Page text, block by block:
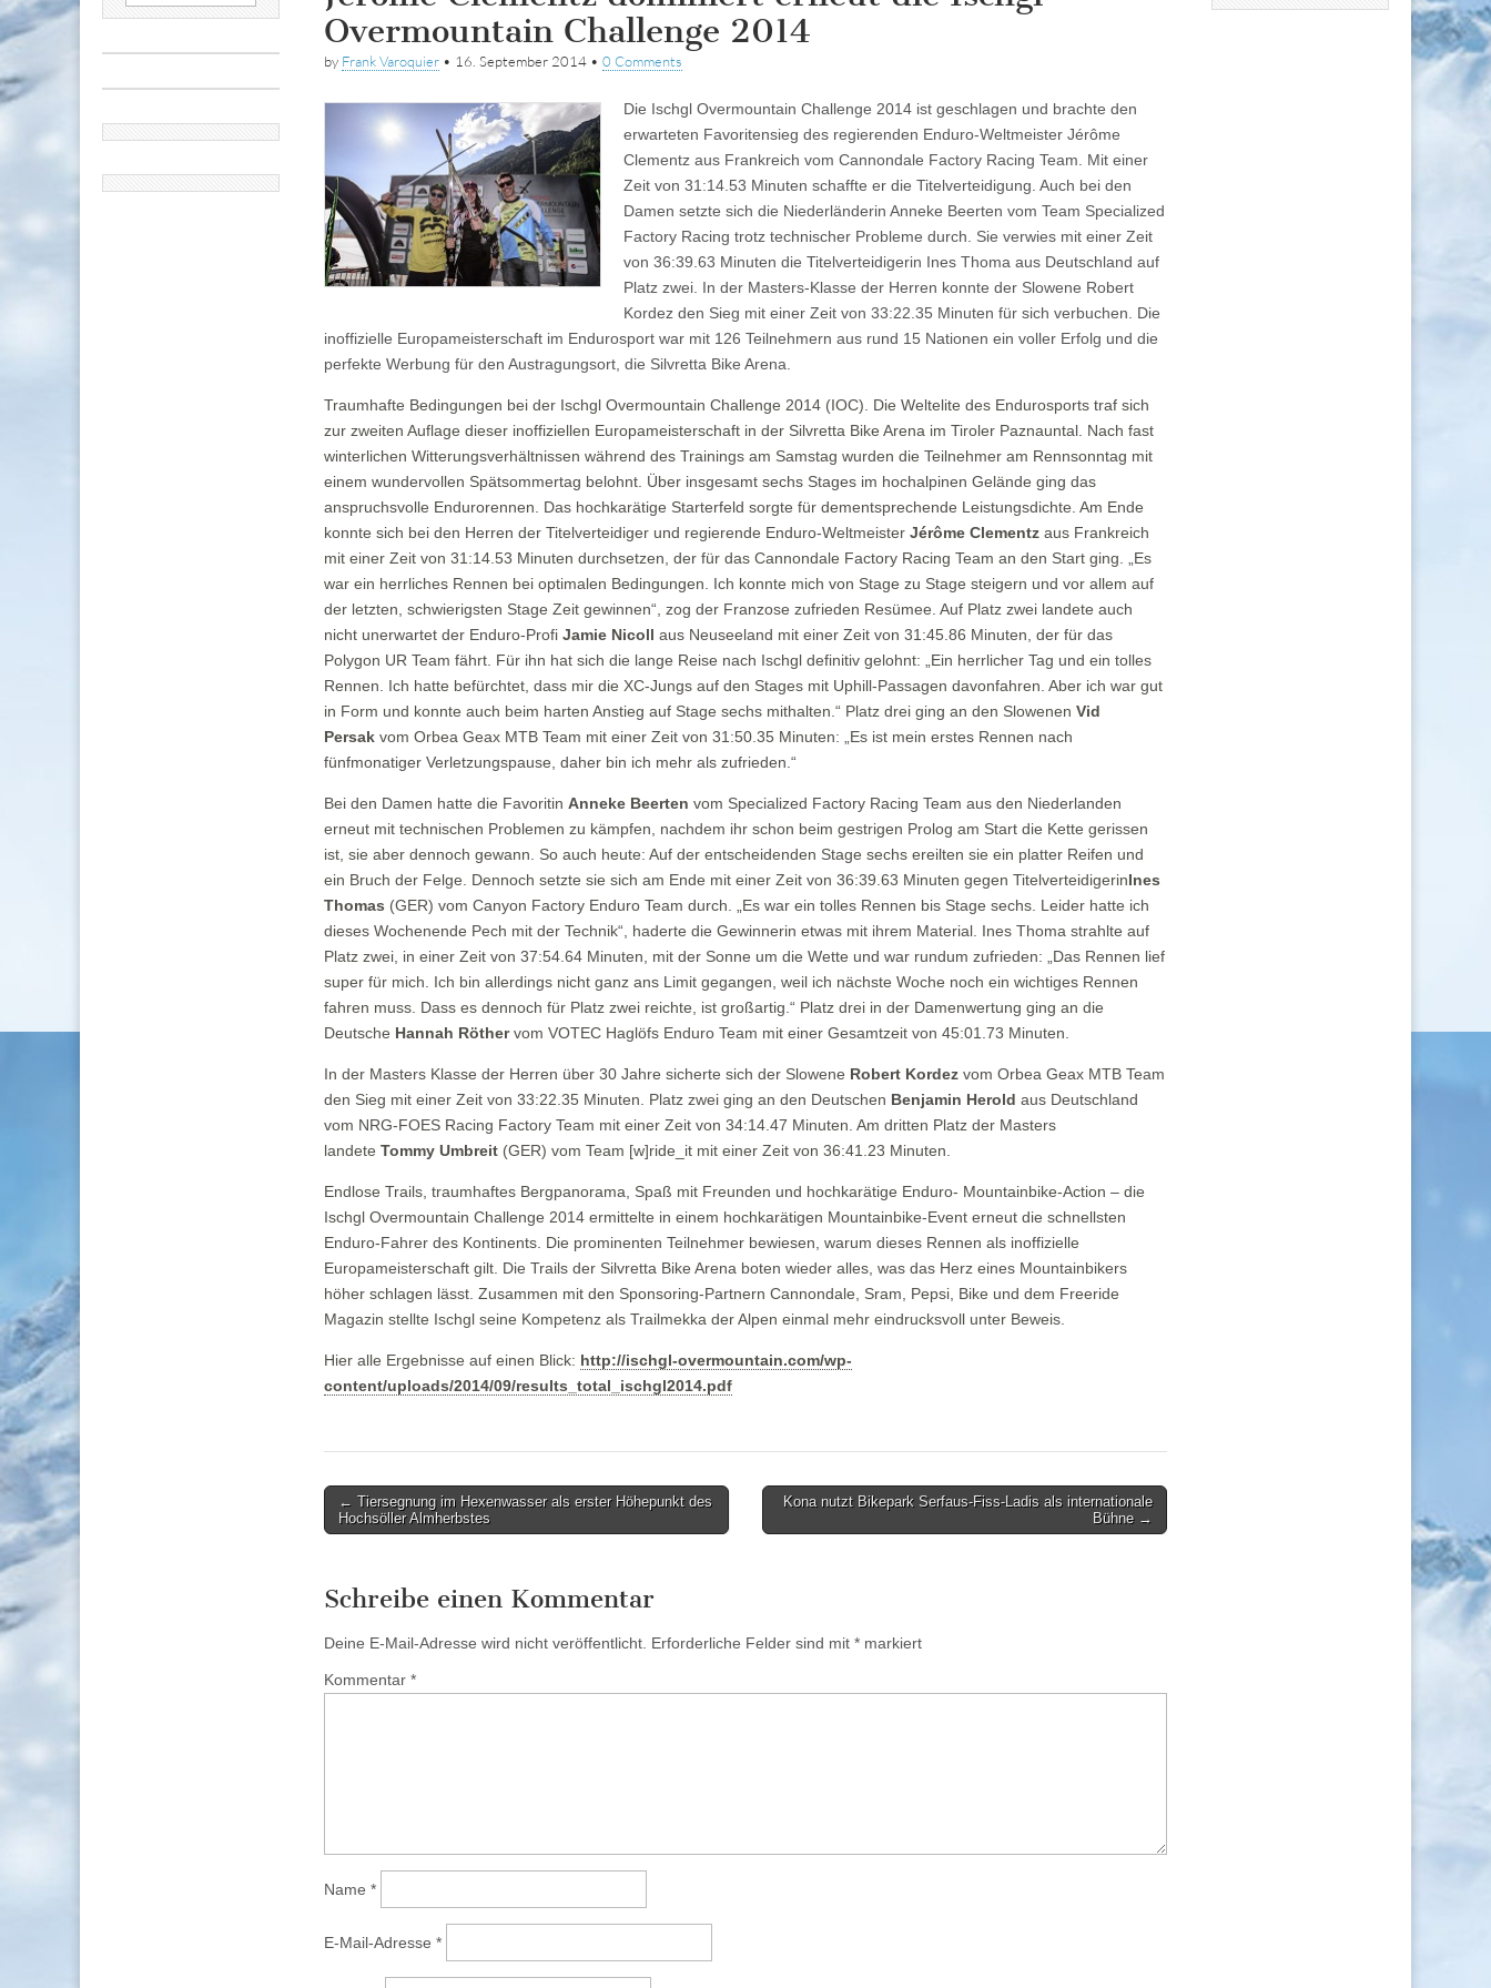
Overmountain Challenge 2014
by Frank Varoquier• 16. September 2014• 0 Comments
Die Ischgl Overmountain Challenge 2014 ist geschlagen und brachte den
erwarteten Favoritensieg des regierenden Enduro-Weltmeister Jérôme
Clementz aus Frankreich vom Cannondale Factory Racing Team. Mit einer
Zeit von 31:14.53 Minuten schaffte er die Titelverteidigung. Auch bei den
Damen setzte sich die Niederländerin Anneke Beerten vom Team Specialized
Factory Racing trotz technischer Probleme durch. Sie verwies mit einer Zeit
von 36:39.63 Minuten die Titelverteidigerin Ines Thoma aus Deutschland auf
Platz zwei. In der Masters-Klasse der Herren konnte der Slowene Robert
Kordez den Sieg mit einer Zeit von 33:22.35 Minuten für sich verbuchen. Die
inoffizielle Europameisterschaft im Endurosport war mit 126 Teilnehmern aus rund 15 Nationen ein voller Erfolg und die
perfekte Werbung für den Austragungsort, die Silvretta Bike Arena.
Traumhafte Bedingungen bei der Ischgl Overmountain Challenge 2014 (IOC). Die Weltelite des Endurosports traf sich
zur zweiten Auflage dieser inoffiziellen Europameisterschaft in der Silvretta Bike Arena im Tiroler Paznauntal. Nach fast
winterlichen Witterungsverhältnissen während des Trainings am Samstag wurden die Teilnehmer am Rennsonntag mit
einem wundervollen Spätsommertag belohnt. Über insgesamt sechs Stages im hochalpinen Gelände ging das
anspruchsvolle Endurorennen. Das hochkarätige Starterfeld sorgte für dementsprechende Leistungsdichte. Am Ende
konnte sich bei den Herren der Titelverteidiger und regierende Enduro-Weltmeister Jérôme Clementzaus Frankreich
mit einer Zeit von 31:14.53 Minuten durchsetzen, der für das Cannondale Factory Racing Team an den Start ging. „Es
war ein herrliches Rennen bei optimalen Bedingungen. Ich konnte mich von Stage zu Stage steigern und vor allem auf
der letzten, schwierigsten Stage Zeit gewinnen“, zog der Franzose zufrieden Resümee. Auf Platz zwei landete auch
nicht unerwartet der Enduro-Profi Jamie Nicoll aus Neuseeland mit einer Zeit von 31:45.86 Minuten, der für das
Polygon UR Team fährt. Für ihn hat sich die lange Reise nach Ischgl definitiv gelohnt: „Ein herrlicher Tag und ein tolles
Rennen. Ich hatte befürchtet, dass mir die XC-Jungs auf den Stages mit Uphill-Passagen davonfahren. Aber ich war gut
in Form und konnte auch beim harten Anstieg auf Stage sechs mithalten.“ Platz drei ging an den Slowenen Vid
Persakvom Orbea Geax MTB Team mit einer Zeit von 31:50.35 Minuten: „Es ist mein erstes Rennen nach
fünfmonatiger Verletzungspause, daher bin ich mehr als zufrieden.“
Bei den Damen hatte die Favoritin Anneke Beerten vom Specialized Factory Racing Team aus den Niederlanden
erneut mit technischen Problemen zu kämpfen, nachdem ihr schon beim gestrigen Prolog am Start die Kette gerissen
ist, sie aber dennoch gewann. So auch heute: Auf der entscheidenden Stage sechs ereilten sie ein platter Reifen und
ein Bruch der Felge. Dennoch setzte sie sich am Ende mit einer Zeit von 36:39.63 Minuten gegen TitelverteidigerinInes
Thomas (GER) vom Canyon Factory Enduro Team durch. „Es war ein tolles Rennen bis Stage sechs. Leider hatte ich
dieses Wochenende Pech mit der Technik“, haderte die Gewinnerin etwas mit ihrem Material. Ines Thoma strahlte auf
Platz zwei, in einer Zeit von 37:54.64 Minuten, mit der Sonne um die Wette und war rundum zufrieden: „Das Rennen lief
super für mich. Ich bin allerdings nicht ganz ans Limit gegangen, weil ich nächste Woche noch ein wichtiges Rennen
fahren muss. Dass es dennoch für Platz zwei reichte, ist großartig.“ Platz drei in der Damenwertung ging an die
Deutsche Hannah Röthervom VOTEC Haglöfs Enduro Team mit einer Gesamtzeit von 45:01.73 Minuten.
In der Masters Klasse der Herren über 30 Jahre sicherte sich der Slowene Robert Kordezvom Orbea Geax MTB Team
den Sieg mit einer Zeit von 33:22.35 Minuten. Platz zwei ging an den Deutschen Benjamin Herold aus Deutschland
vom NRG-FOES Racing Factory Team mit einer Zeit von 34:14.47 Minuten. Am dritten Platz der Masters
landete Tommy Umbreit(GER) vom Team [w]ride_it mit einer Zeit von 36:41.23 Minuten.
Endlose Trails, traumhaftes Bergpanorama, Spaß mit Freunden und hochkarätige Enduro- Mountainbike-Action – die
Ischgl Overmountain Challenge 2014 ermittelte in einem hochkarätigen Mountainbike-Event erneut die schnellsten
Enduro-Fahrer des Kontinents. Die prominenten Teilnehmer bewiesen, warum dieses Rennen als inoffizielle
Europameisterschaft gilt. Die Trails der Silvretta Bike Arena boten wieder alles, was das Herz eines Mountainbikers
höher schlagen lässt. Zusammen mit den Sponsoring-Partnern Cannondale, Sram, Pepsi, Bike und dem Freeride
Magazin stellte Ischgl seine Kompetenz als Trailmekka der Alpen einmal mehr eindrucksvoll unter Beweis.
Hier alle Ergebnisse auf einen Blick: http://ischgl-overmountain.com/wp-
content/uploads/2014/09/results_total_ischgl2014.pdf
Post
navigation
← Tiersegnung im Hexenwasser als erster Höhepunkt des
Hochsöller Almherbstes
Kona nutzt Bikepark Serfaus-Fiss-Ladis als internationale
Bühne →
Schreibe einen Kommentar
Deine E-Mail-Adresse wird nicht veröffentlicht. Erforderliche Felder sind mit *markiert
Kommentar *
Name *
E-Mail-Adresse *
nach: